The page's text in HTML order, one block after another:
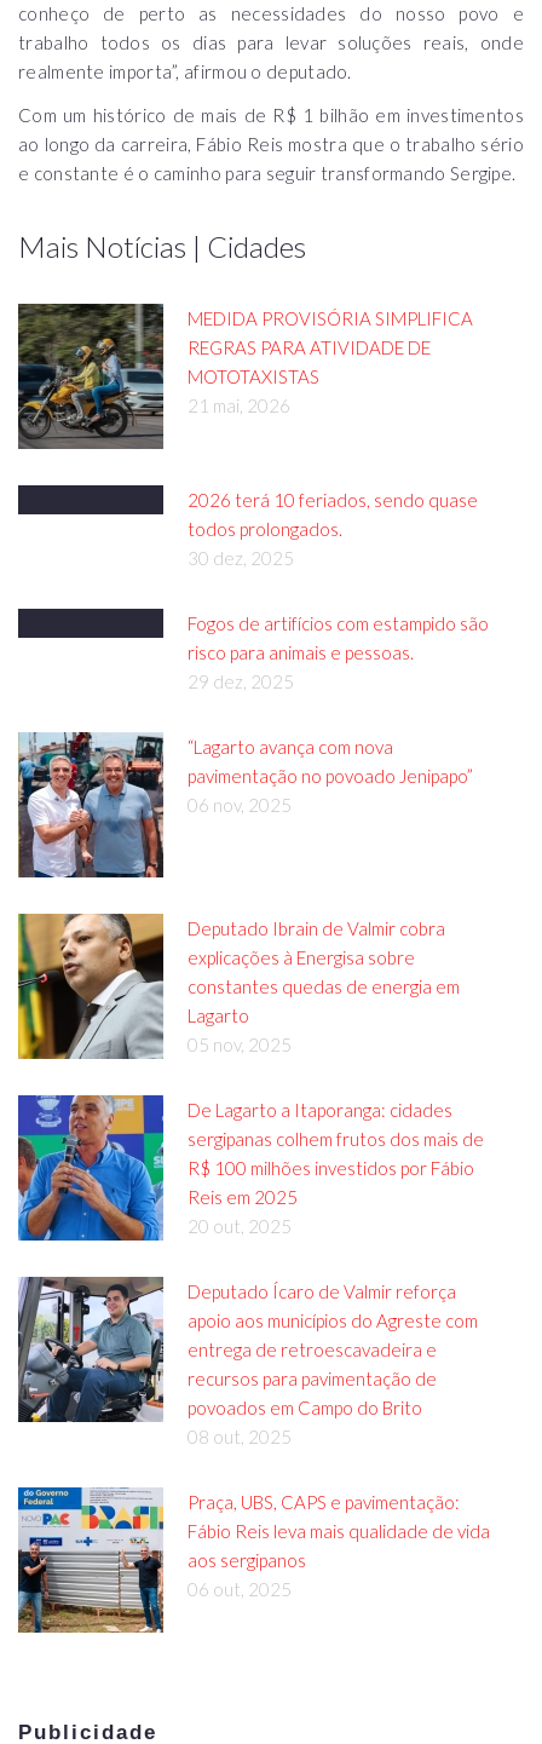
conheço de perto as necessidades do nosso povo e
trabalho todos os dias para levar soluções reais, onde
realmente importa”, afirmou o deputado.
Com um histórico de mais de R$ 1 bilhão em investimentos
ao longo da carreira, Fábio Reis mostra que o trabalho sério
e constante é o caminho para seguir transformando Sergipe.
Mais Notícias | Cidades
MEDIDA PROVISÓRIA SIMPLIFICA
REGRAS PARA ATIVIDADE DE
MOTOTAXISTAS
21 mai, 2026
2026 terá 10 feriados, sendo quase
todos prolongados.
30 dez, 2025
Fogos de artifícios com estampido são
risco para animais e pessoas.
29 dez, 2025
“Lagarto avança com nova
pavimentação no povoado Jenipapo”
06 nov, 2025
Deputado Ibrain de Valmir cobra
explicações à Energisa sobre
constantes quedas de energia em
Lagarto
05 nov, 2025
De Lagarto a Itaporanga: cidades
sergipanas colhem frutos dos mais de
R$ 100 milhões investidos por Fábio
Reis em 2025
20 out, 2025
Deputado Ícaro de Valmir reforça
apoio aos municípios do Agreste com
entrega de retroescavadeira e
recursos para pavimentação de
povoados em Campo do Brito
08 out, 2025
Praça, UBS, CAPS e pavimentação:
Fábio Reis leva mais qualidade de vida
aos sergipanos
06 out, 2025
Publicidade